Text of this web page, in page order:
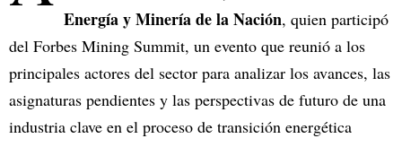
Energía y Minería de la Nación, quien participó
del Forbes Mining Summit, un evento que reunió a los
principales actores del sector para analizar los avances, las
asignaturas pendientes y las perspectivas de futuro de una
industria clave en el proceso de transición energética